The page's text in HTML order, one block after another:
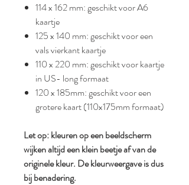
114 x 162 mm: geschikt voor A6
kaartje
125 x 140 mm: geschikt voor een
vals vierkant kaartje
110 x 220 mm: geschikt voor kaartje
in US- long formaat
120 x 185mm: geschikt voor een
grotere kaart (110x175mm formaat)
Let op: kleuren op een beeldscherm
wijken altijd een klein beetje af van de
originele kleur. De kleurweergave is dus
bij benadering.